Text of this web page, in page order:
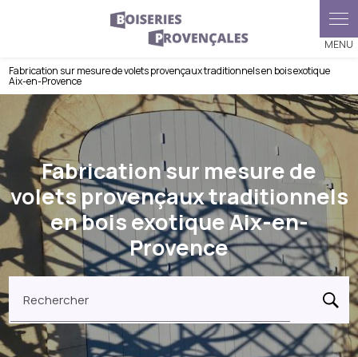
Fabrication sur mesure de volets provençaux traditionnels en bois exotique
Aix-en-Provence
Fabrication sur mesure de
volets provençaux traditionnels
en bois exotique Aix-en-
Provence
Rechercher